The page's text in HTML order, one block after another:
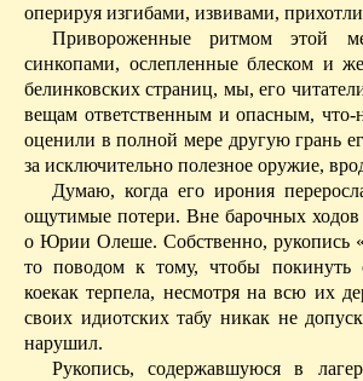
оперируя изгибами, извивами,
Привороженные ритмом этой
синкопами, ослепленные блеском и
белинковских страниц, мы, его
вещам ответственным и опасным,
оценили в полной мере другую грань
за исключительно полезное оружие,
Думаю, когда его ирония
ощутимые потери. Вне барочных
о Юрии Олеше. Собственно, рукопись
то поводом к тому, чтобы покинуть
коекак терпела, несмотря на всю их
своих идиотскихтабу никак не
нарушил.
Рукопись, содержавшуюся в